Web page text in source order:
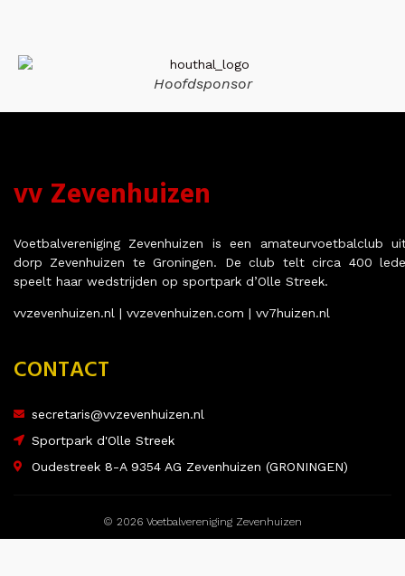
Hoofdsponsor
vv Zevenhuizen
Voetbalvereniging Zevenhuizen is een amateurvoetbalclub
dorp Zevenhuizen te Groningen. De club telt circa 400
speelt haar wedstrijden op sportpark d’Olle Streek.
vvzevenhuizen.nl | vvzevenhuizen.com | vv7huizen.nl
CONTACT
secretaris@vvzevenhuizen.nl
Sportpark d'Olle Streek
Oudestreek 8-A 9354 AG Zevenhuizen (GRONINGEN)
© 2026 Voetbalvereniging Zevenhuizen